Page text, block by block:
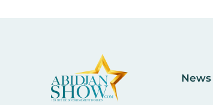
News